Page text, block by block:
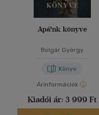
Apá!nk könyve
Bolgár György
Könyv
Árinformációk
Kiadói ár: 3 999 Ft